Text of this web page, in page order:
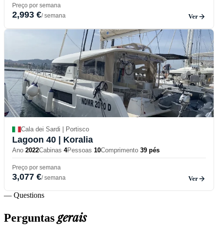
Preço por semana
2,993 €/ semana Ver
Cala dei Sardi | Portisco
Lagoon 40 | Koralia
Ano 2022Cabinas 4Pessoas 10Comprimento 39 pés
Preço por semana
3,077 €/ semana Ver
— Questions
Perguntasgerais